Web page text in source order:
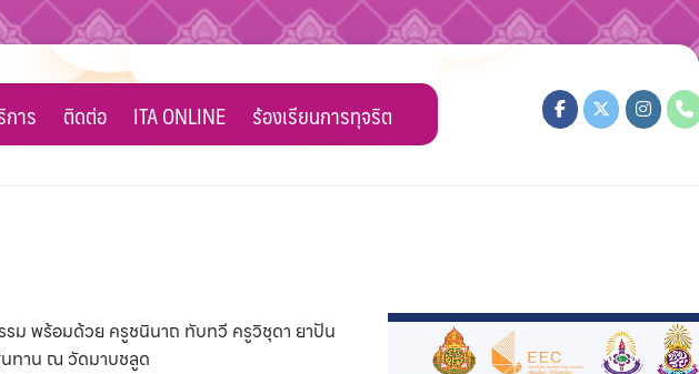
าร ติดต่อ ITA ONLINE ร้องเรียนการทุจริต
ม พร้อมด้วย ครูชนินาถ ทับทวี ครูวิชุดา ยาปัน
นทาน ณ วัดมาบชลูด